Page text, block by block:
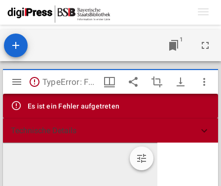
1
Mirador
Viewer
TypeError: Failed to fetch
Es ist ein Fehler aufgetreten
Technische Details